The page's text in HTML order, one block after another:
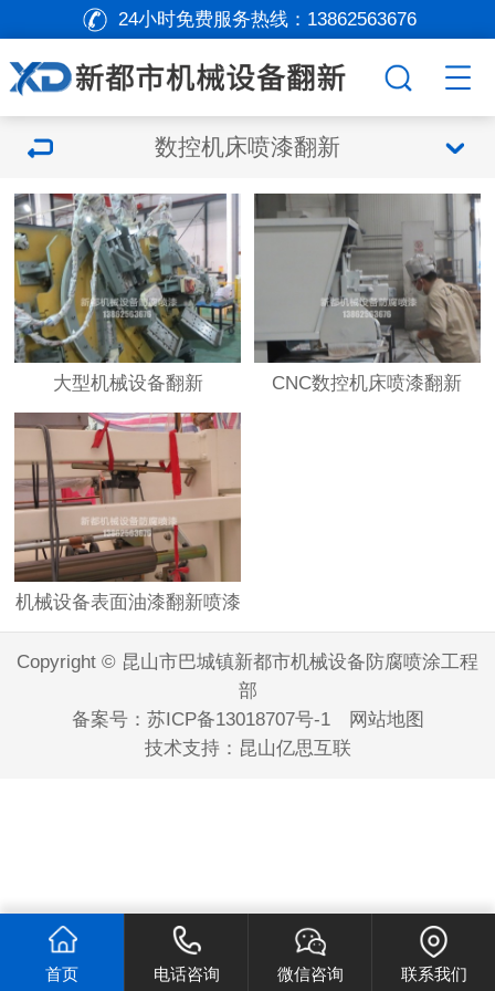
24小时免费服务热线： 13862563676
数控机床喷漆翻新
大型机械设备翻新 CNC数控机床喷漆翻新
机械设备表面油漆翻新喷漆
Copyright © 昆山市巴城镇新都市机械设备防腐喷涂工程
部
备案号： 苏ICP备13018707号-1
网站地图
技术支持： 昆山亿思互联
首页 电话咨询 微信咨询 联系我们